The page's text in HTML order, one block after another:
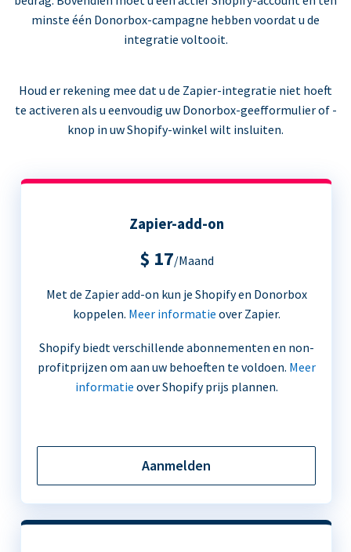
minste één Donorbox-campagne hebben voordat u de
integratie voltooit.
Houd er rekening mee dat u de Zapier-integratie niet hoeft
te activeren als u eenvoudig uw Donorbox-geefformulier of -
knop in uw Shopify-winkel wilt insluiten.
Zapier-add-on
$ 17/Maand
Met de Zapier add-on kun je Shopify en Donorbox
koppelen. Meer informatie over Zapier.
Shopify biedt verschillende abonnementen en non-
profitprijzen om aan uw behoeften te voldoen. Meer
informatie over Shopify prijs plannen.
Aanmelden